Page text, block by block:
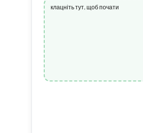
клацніть тут, щоб почати